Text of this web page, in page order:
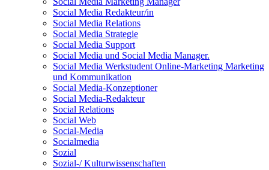
Social Media Redakteur/in
Social Media Relations
Social Media Strategie
Social Media Support
Social Media und Social Media Manager.
Social Media Werkstudent Online-Marketing Marketing
und Kommunikation
Social Media-Konzeptioner
Social Media-Redakteur
Social Relations
Social Web
Social-Media
Socialmedia
Sozial
Sozial-/ Kulturwissenschaften